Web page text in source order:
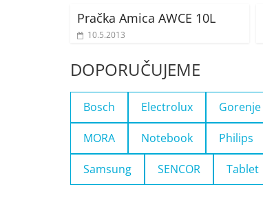
mobilní
telefony,
bazény
Pračka Amica AWCE 10L
10.5.2013
DOPORUČUJEME
Bosch Electrolux Gorenje
MORA Notebook Philips
Samsung SENCOR Tablet